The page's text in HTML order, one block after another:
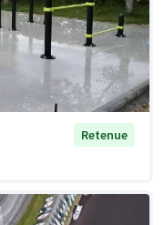
Retenue